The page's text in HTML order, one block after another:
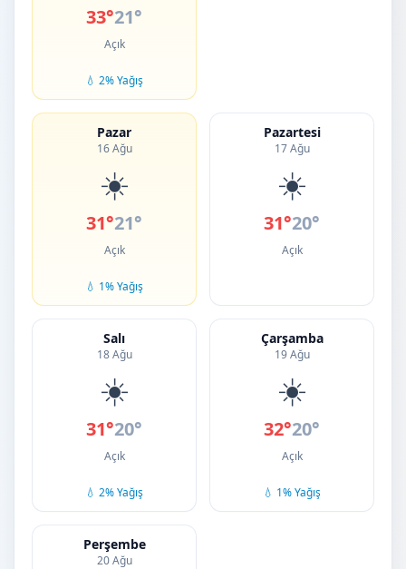
33°21°
Açık
💧 2% Yağış
Pazar
16 Ağu
☀️
31°21°
Açık
💧 1% Yağış
Pazartesi
17 Ağu
☀️
31°20°
Açık
Salı
18 Ağu
☀️
31°20°
Açık
💧 2% Yağış
Çarşamba
19 Ağu
☀️
32°20°
Açık
💧 1% Yağış
Perşembe
20 Ağu